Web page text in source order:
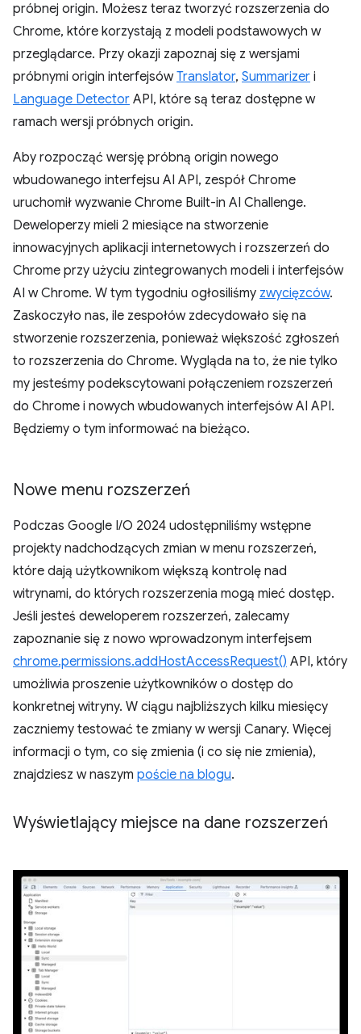
próbnej origin. Możesz teraz tworzyć rozszerzenia do
Chrome, które korzystają z modeli podstawowych w
przeglądarce. Przy okazji zapoznaj się z wersjami
próbnymi origin interfejsówTranslator, Summarizer i
Language Detector API, które są teraz dostępne w
ramach wersji próbnych origin.
Aby rozpocząć wersję próbną origin nowego
wbudowanego interfejsu AI API, zespół Chrome
uruchomił wyzwanie Chrome Built-in AI Challenge.
Deweloperzy mieli 2 miesiące na stworzenie
innowacyjnych aplikacji internetowych i rozszerzeń do
Chrome przy użyciu zintegrowanych modeli i interfejsów
AI w Chrome. W tym tygodniu ogłosiliśmy zwycięzców.
Zaskoczyło nas, ile zespołów zdecydowało się na
stworzenie rozszerzenia, ponieważ większość zgłoszeń
to rozszerzenia do Chrome. Wygląda na to, że nie tylko
my jesteśmy podekscytowani połączeniem rozszerzeń
do Chrome i nowych wbudowanych interfejsów AI API.
Będziemy o tym informować na bieżąco.
Nowe menu rozszerzeń
Podczas Google I/O 2024 udostępniliśmy wstępne
projekty nadchodzących zmian w menu rozszerzeń,
które dają użytkownikom większą kontrolę nad
witrynami, do których rozszerzenia mogą mieć dostęp.
Jeśli jesteś deweloperem rozszerzeń, zalecamy
zapoznanie się z nowo wprowadzonym interfejsem
chrome.permissions.addHostAccessRequest() API, który
umożliwia proszenie użytkowników o dostęp do
konkretnej witryny. W ciągu najbliższych kilku miesięcy
zaczniemy testować te zmiany w wersji Canary. Więcej
informacji o tym, co się zmienia (i co się nie zmienia),
znajdziesz w naszym poście na blogu.
Wyświetlający miejsce na dane rozszerzeń